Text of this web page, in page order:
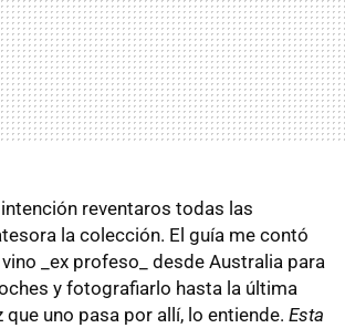
reventaros todas las
la colección. El guía me contó
_ex profeso_ desde Australia para
y fotografiarlo hasta la última
que uno pasa por allí, lo entiende. Esta